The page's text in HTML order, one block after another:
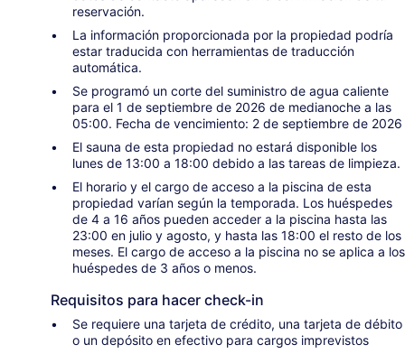
reservación.
La información proporcionada por la propiedad podría
estar traducida con herramientas de traducción
automática.
Se programó un corte del suministro de agua caliente
para el 1 de septiembre de 2026 de medianoche a las
05:00. Fecha de vencimiento: 2 de septiembre de 2026
El sauna de esta propiedad no estará disponible los
lunes de 13:00 a 18:00 debido a las tareas de limpieza.
El horario y el cargo de acceso a la piscina de esta
propiedad varían según la temporada. Los huéspedes
de 4 a 16 años pueden acceder a la piscina hasta las
23:00 en julio y agosto, y hasta las 18:00 el resto de los
meses. El cargo de acceso a la piscina no se aplica a los
huéspedes de 3 años o menos.
Requisitos para hacer check-in
Se requiere una tarjeta de crédito, una tarjeta de débito
o un depósito en efectivo para cargos imprevistos